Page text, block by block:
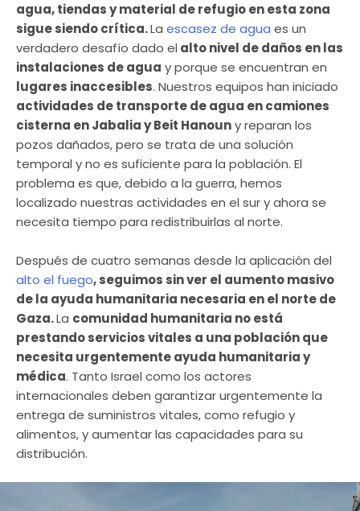
agua, tiendas y material de refugio en esta zona
sigue siendo crítica.La escasez de agua es un
verdadero desafío dado el alto nivel de daños en las
instalaciones de agua y porque se encuentran en
lugares inaccesibles. Nuestros equipos han iniciado
actividades de transporte de agua en camiones
cisterna en Jabalia y Beit Hanouny reparan los
pozos dañados, pero se trata de una solución
temporal y no es suficiente para la población. El
problema es que, debido a la guerra, hemos
localizado nuestras actividades en el sur y ahora se
necesita tiempo para redistribuirlas al norte.
Después de cuatro semanas desde la aplicación del
alto el fuego, seguimos sin ver el aumento masivo
de la ayuda humanitaria necesaria en el norte de
Gaza.La comunidad humanitaria no está
prestando servicios vitales a una población que
necesita urgentemente ayuda humanitaria y
médica. Tanto Israel como los actores
internacionales deben garantizar urgentemente la
entrega de suministros vitales, como refugio y
alimentos, y aumentar las capacidades para su
distribución.